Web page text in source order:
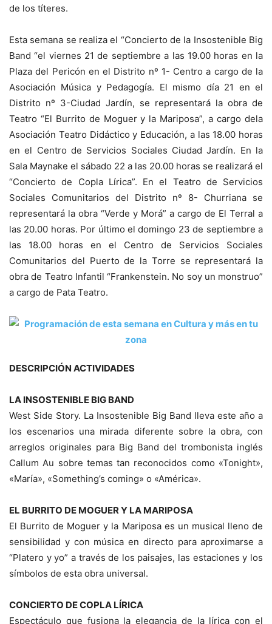
de los títeres.
Esta semana se realiza el “Concierto de la Insostenible Big
Band “el viernes 21 de septiembre a las 19.00 horas en la
Plaza del Pericón en el Distrito nº 1- Centro a cargo de la
Asociación Música y Pedagogía. El mismo día 21 en el
Distrito nº 3-Ciudad Jardín, se representará la obra de
Teatro “El Burrito de Moguer y la Mariposa”, a cargo dela
Asociación Teatro Didáctico y Educación, a las 18.00 horas
en el Centro de Servicios Sociales Ciudad Jardín. En la
Sala Maynake el sábado 22 a las 20.00 horas se realizará el
“Concierto de Copla Lírica”. En el Teatro de Servicios
Sociales Comunitarios del Distrito nº 8- Churriana se
representará la obra “Verde y Morá” a cargo de El Terral a
las 20.00 horas. Por último el domingo 23 de septiembre a
las 18.00 horas en el Centro de Servicios Sociales
Comunitarios del Puerto de la Torre se representará la
obra de Teatro Infantil “Frankenstein. No soy un monstruo”
a cargo de Pata Teatro.
DESCRIPCIÓN ACTIVIDADES
LA INSOSTENIBLE BIG BAND
West Side Story. La Insostenible Big Band lleva este año a
los escenarios una mirada diferente sobre la obra, con
arreglos originales para Big Band del trombonista inglés
Callum Au sobre temas tan reconocidos como «Tonight»,
«María», «Something’s coming» o «América».
EL BURRITO DE MOGUER Y LA MARIPOSA
El Burrito de Moguer y la Mariposa es un musical lleno de
sensibilidad y con música en directo para aproximarse a
“Platero y yo” a través de los paisajes, las estaciones y los
símbolos de esta obra universal.
CONCIERTO DE COPLA LÍRICA
Espectáculo que fusiona la elegancia de la lírica con el